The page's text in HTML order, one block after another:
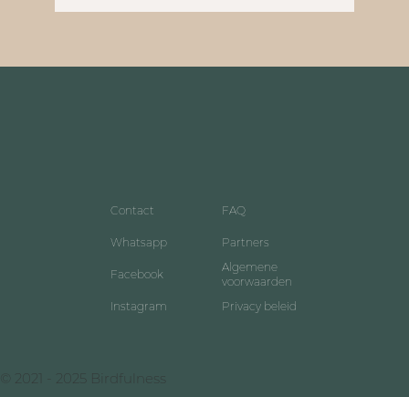
Contact
Whatsapp
Facebook
Instagram
© 2021 - 2025 Birdfulness
FAQ
Partners
Algemene
voorwaarden
Privacy beleid